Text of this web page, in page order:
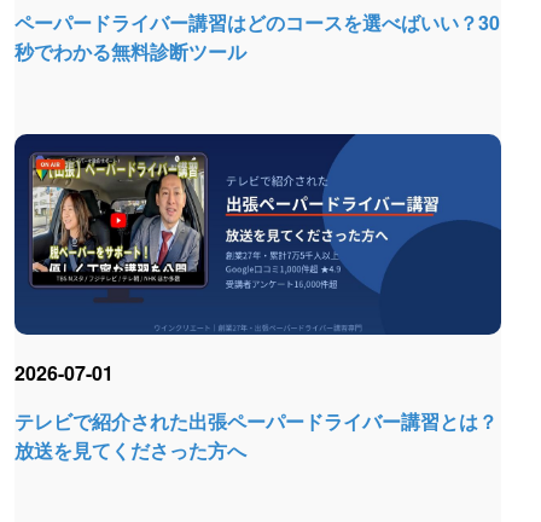
ペーパードライバー講習はどのコースを選べばいい？30
秒でわかる無料診断ツール
テレビで紹介された出張ペーパードライバー講習とは？
放送を見てくださった方へ
2026-07-01